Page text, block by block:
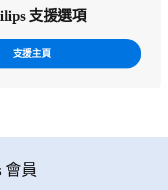
支援選項
支援主頁
會員